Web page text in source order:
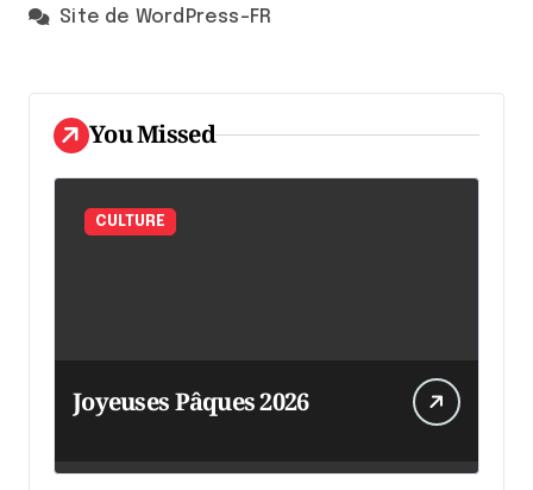
Site de WordPress-FR
You Missed
CULTURE
Joyeuses Pâques 2026